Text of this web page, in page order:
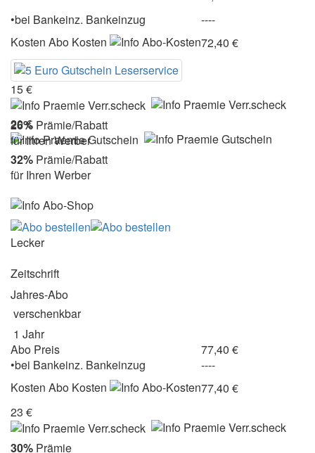
•bei Bankeinz. Bankeinzug
----
Kosten Abo Kosten 72,40 €
15 €
26% Prämie/Rabatt
für Ihren Werber
20 €
32% Prämie/Rabatt
für Ihren Werber
Lecker
Zeitschrift
Jahres-Abo
verschenkbar
1 Jahr
Abo Preis
77,40 €
•bei Bankeinz. Bankeinzug
----
Kosten Abo Kosten
77,40 €
23 €
30% Prämie